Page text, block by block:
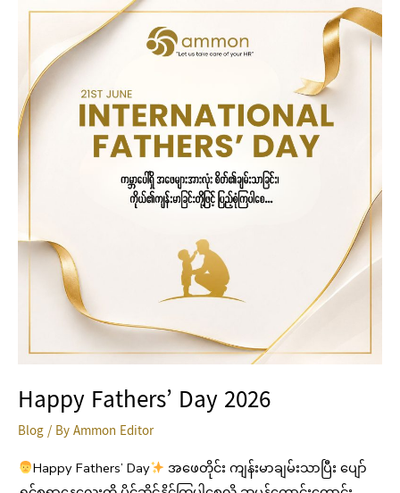
Happy Fathers’ Day 2026
Blog/ ByAmmon Editor
Happy Fathers’ Day
အဖေတိုင်း ကျန်းမာချမ်းသာပြီး ပျော်
Happy
Day
2026